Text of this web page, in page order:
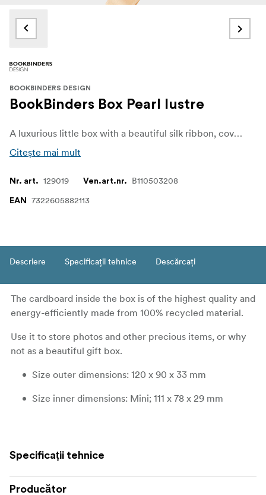
BOOKBINDERS DESIGN
BookBinders Box Pearl lustre
A luxurious little box with a beautiful silk ribbon, covered in classic bookbinding fabric in a lovley light pearl/gold lustre color.
Citește mai mult
Nr. art. 129019 Ven.art.nr. B110503208
EAN 7322605882113
Descriere Specificații tehnice Descărcați
The cardboard inside the box is of the highest quality and
energy-efficiently made from 100% recycled material.
Use it to store photos and other precious items, or why
not as a beautiful gift box.
Size outer dimensions: 120 x 90 x 33 mm
Size inner dimensions: Mini; 111 x 78 x 29 mm
Specificații tehnice
Producător